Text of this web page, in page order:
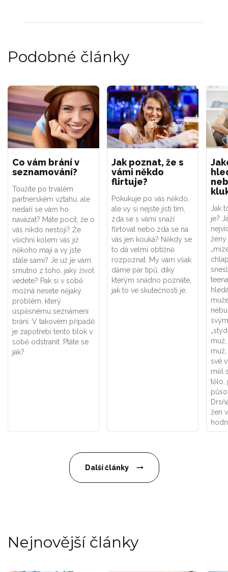
Podobné články
Co vám brání v
seznamování?
Toužíte po trvalém
partnerském vztahu, ale
nedaří se vám ho
navázat? Máte pocit, že o
vás nikdo nestojí? Že
všichni kolem vás již
někoho mají a vy jste
stále sami? Je už je vám
smutno z toho, jaký život
vedete? Pak si v sobě
možná nesete nějaký
problém, který
úspěsnému seznámení
brání. V takovém případě
je zapotřebí tento blok v
sobě odstranit. Ptáte se
jak?
Jak poznat, že s
vámi někdo
flirtuje?
Pokukuje po vás někdo,
ale vy si nejste jisti tím,
zda se s vámi snaží
flirtovat nebo zda se na
vás jen kouká? Někdy se
to dá velmi obtížně
rozpoznat. My vám však
dáme pár tipů, díky
kterým snadno poznáte,
jak to ve skutečnosti je.
Jak
je?
své
měl
tělo,
žen
Další články
Nejnovější články